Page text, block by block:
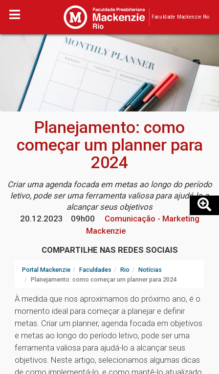
Faculdade Mackenzie Rio
Planejamento: como
começar um planner para
2024
Criar uma agenda focada em metas ao longo do período
letivo, pode ser uma ferramenta valiosa para ajudá-lo a
alcançar seus objetivos
20.12.2023
09h00
Comunicação - Marketing
Mackenzie
COMPARTILHE NAS REDES SOCIAIS
Portal Mackenzie Faculdades Rio
Notícias
Planejamento: como começar um planner para 2024
À medida que nos aproximamos do próximo ano, é o
momento ideal para começar a planejar e definir
metas. Criar um planner, agenda focada em objetivos
e metas ao longo do período letivo, pode ser uma
ferramenta valiosa para ajudá-lo a alcançar seus
objetivos. Neste artigo, selecionamos algumas dicas